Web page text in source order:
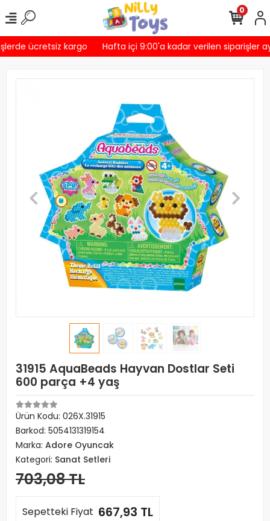
ücretsiz kargo Hafta içi 9:00'a kadar verilen siparişler
0
31915 AquaBeads Hayvan Dostlar Seti
600 parça +4 yaş
Ürün Kodu: 026X.31915
Barkod: 5054131319154
Marka: Adore Oyuncak
Kategori: Sanat Setleri
703,08 TL
Sepetteki Fiyat 667,93 TL